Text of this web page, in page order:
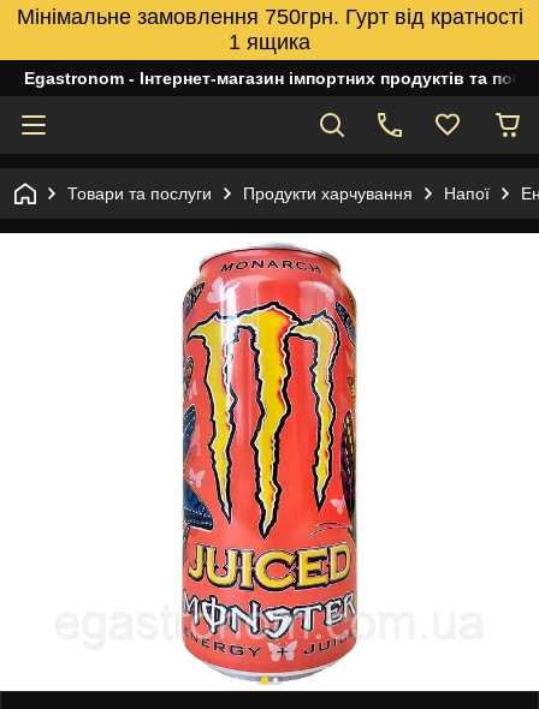
Мінімальне замовлення 750грн. Гурт від кратності
1 ящика
Egastronom - Інтернет-магазин імпортних продуктів та
Товари та послуги Продукти харчування Напої